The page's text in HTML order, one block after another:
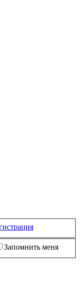
Запомнить меня